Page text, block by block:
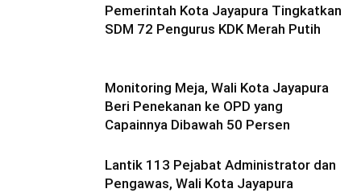
Pemerintah Kota Jayapura Tingkatkan
SDM 72 Pengurus KDK Merah Putih
Monitoring Meja, Wali Kota Jayapura
Beri Penekanan ke OPD yang
Capainnya Dibawah 50 Persen
Lantik 113 Pejabat Administrator dan
Pengawas, Wali Kota Jayapura